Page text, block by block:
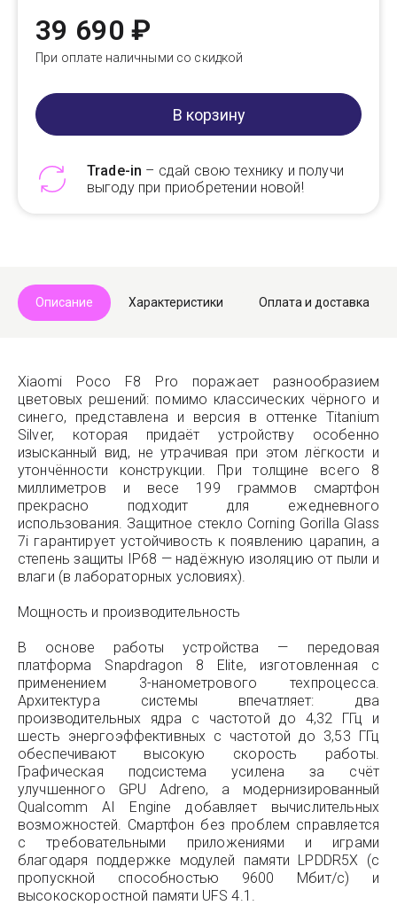
39 690 ₽
При оплате наличными со скидкой
В корзину
Trade-in – сдай свою технику и получи
выгоду при приобретении новой!
Описание Характеристики Оплата и доставка
Xiaomi Poco F8 Pro поражает разнообразием
цветовых решений: помимо классических чёрного и
синего, представлена и версия в оттенке Titanium
Silver, которая придаёт устройству особенно
изысканный вид, не утрачивая при этом лёгкости и
утончённости конструкции. При толщине всего 8
миллиметров и весе 199 граммов смартфон
прекрасно подходит для ежедневного
использования. Защитное стекло Corning Gorilla Glass
7i гарантирует устойчивость к появлению царапин, а
степень защиты IP68 — надёжную изоляцию от пыли и
влаги (в лабораторных условиях).
Мощность и производительность
В основе работы устройства — передовая
платформа Snapdragon 8 Elite, изготовленная с
применением 3-нанометрового техпроцесса.
Архитектура системы впечатляет: два
производительных ядра с частотой до 4,32 ГГц и
шесть энергоэффективных с частотой до 3,53 ГГц
обеспечивают высокую скорость работы.
Графическая подсистема усилена за счёт
улучшенного GPU Adreno, а модернизированный
Qualcomm AI Engine добавляет вычислительных
возможностей. Смартфон без проблем справляется
с требовательными приложениями и играми
благодаря поддержке модулей памяти LPDDR5X (с
пропускной способностью 9600 Мбит/с) и
высокоскоростной памяти UFS 4.1.